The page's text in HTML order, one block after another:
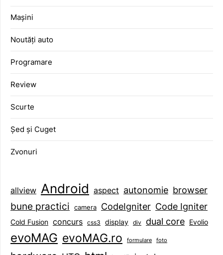
Mașini
Noutăți auto
Programare
Review
Scurte
Șed și Cuget
Zvonuri
allview Android aspect autonomie browser
bune practici camera CodeIgniter Code Igniter
Cold Fusion concurs css3 display div dual core Evolio
evoMAG evoMAG.ro formulare foto